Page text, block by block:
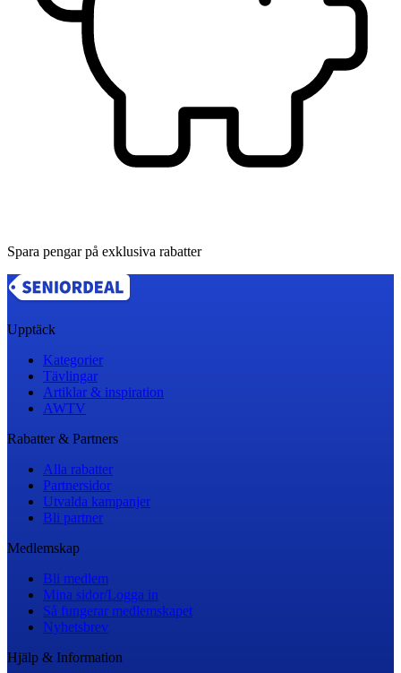
Spara pengar på exklusiva rabatter
Upptäck
Kategorier
Tävlingar
Artiklar & inspiration
AWTV
Rabatter & Partners
Alla rabatter
Partnersidor
Utvalda kampanjer
Bli partner
Medlemskap
Bli medlem
Mina sidor/Logga in
Så fungerar medlemskapet
Nyhetsbrev
Hjälp & Information